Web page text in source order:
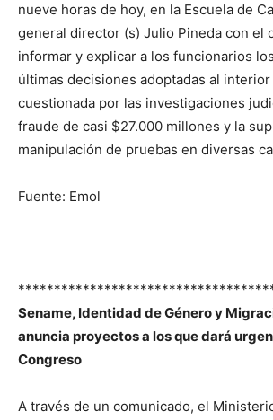
nueve horas de hoy, en la Escuela de
general director (s) Julio Pineda con el
informar y explicar a los funcionarios
últimas decisiones adoptadas al
cuestionada por las investigaciones
fraude de casi $27.000 millones y la
manipulación de pruebas en diversas
Fuente: Emol
Sename, Identidad de Género y
anuncia proyectos a los que dará
Congreso
A través de un comunicado, el